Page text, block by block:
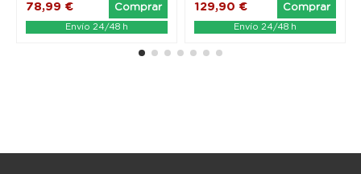
78,99 € Comprar
Envío 24/48 h
129,90 € Comprar
Envío 24/48 h